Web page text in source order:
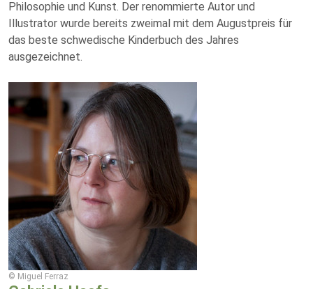
Philosophie und Kunst. Der renommierte Autor und
Illustrator wurde bereits zweimal mit dem Augustpreis für
das beste schwedische Kinderbuch des Jahres
ausgezeichnet.
© Miguel Ferraz